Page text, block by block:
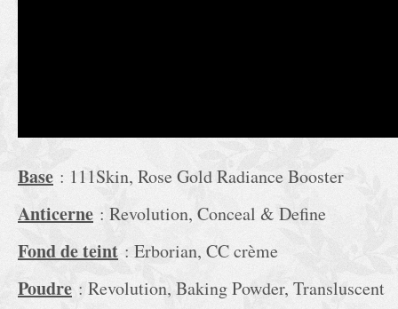
Base : 111Skin, Rose Gold Radiance Booster
Anticerne : Revolution, Conceal & Define
Fond de teint : Erborian, CC crème
Poudre : Revolution, Baking Powder, Transluscent